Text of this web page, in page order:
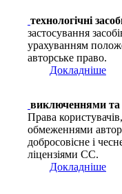
технологічні
застосування
урахуванням
авторське право.
Докладніше
виключеннями та
Права
обмеженнями
добросовісне і
ліцензіями СС.
Докладніше